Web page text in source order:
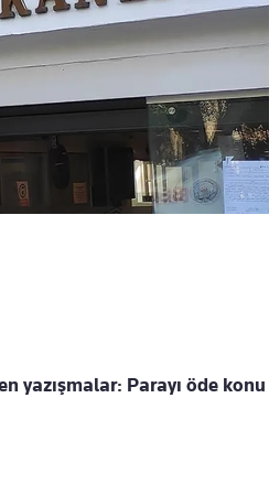
yazışmalar: Parayı öde konu